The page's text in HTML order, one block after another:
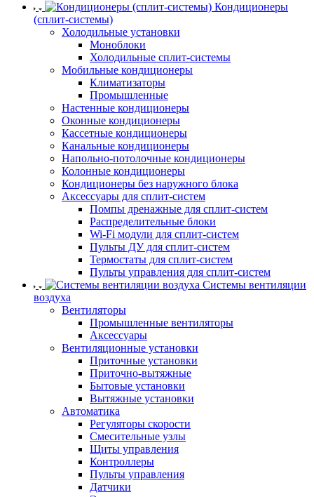
Кондиционеры
(сплит-системы)
Холодильные установки
Моноблоки
Холодильные сплит-системы
Мобильные кондиционеры
Климатизаторы
Промышленные
Настенные кондиционеры
Оконные кондиционеры
Кассетные кондиционеры
Канальные кондиционеры
Напольно-потолочные кондиционеры
Колонные кондиционеры
Кондиционеры без наружного блока
Аксессуары для сплит-систем
Помпы дренажные для сплит-систем
Распределительные блоки
Wi-Fi модули для сплит-систем
Пульты ДУ для сплит-систем
Термостаты для сплит-систем
Пульты управления для сплит-систем
Системы вентиляции
воздуха
Вентиляторы
Промышленные вентиляторы
Аксессуары
Вентиляционные установки
Приточные установки
Приточно-вытяжные
Бытовые установки
Вытяжные установки
Автоматика
Регуляторы скорости
Смесительные узлы
Щиты управления
Контроллеры
Пульты управления
Датчики